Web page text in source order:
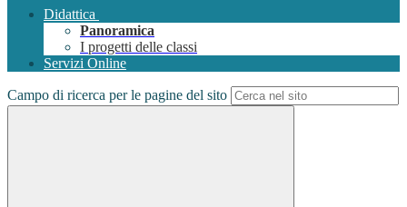
Didattica
Panoramica
I progetti delle classi
Servizi Online
Campo di ricerca per le pagine del sito